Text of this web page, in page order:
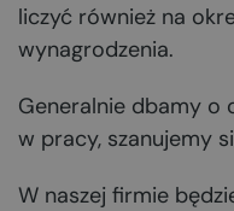
liczyć również na
wynagrodzenia.
Generalnie dbamy o
w pracy, szanujemy
W naszej firmie